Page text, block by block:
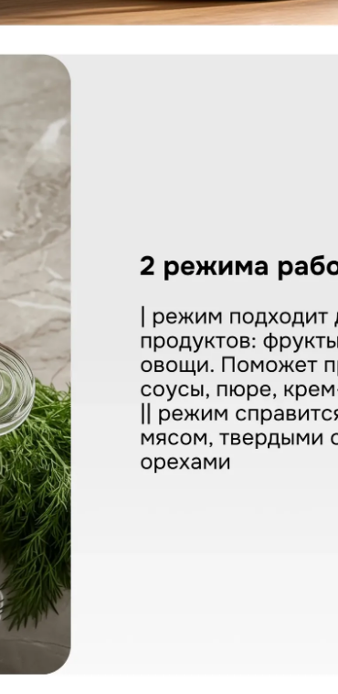
В ОДИН КЛИК
короткую форму —
заказ за вас.
40 R